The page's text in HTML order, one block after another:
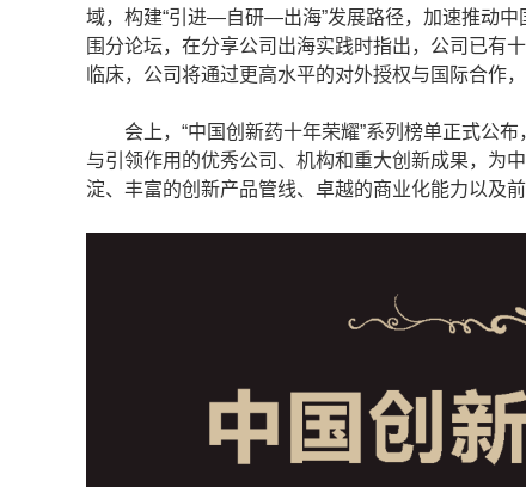
域，构建“引进—自研—出海”发展路径，加速推动中
围分论坛，在分享公司出海实践时指出，公司已有
临床，公司将通过更高水平的对外授权与国际合作
会上，“中国创新药十年荣耀”系列榜单正式公布
与引领作用的优秀公司、机构和重大创新成果，为
淀、丰富的创新产品管线、卓越的商业化能力以及